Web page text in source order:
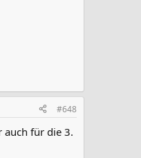
#648
auch für die 3.